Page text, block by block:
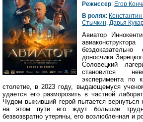
Режиссер: Егор
В ролях:
Стычкин, Дарья
Авиатор
доносчика
Соловецкий
становится
эксперимента по
столетие, в 2023 году, выдающемуся
удается его разморозить в частной
Чудом выживший герой пытается вернуться
на этом пути его ждут большие
безвозвратно утеряны, его возлюбленная и